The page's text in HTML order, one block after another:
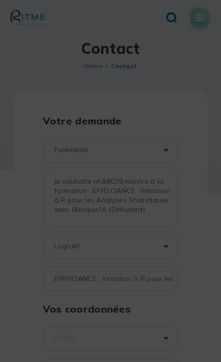
content
Contact
Home Contact
Votre demande
Vos coordonnées